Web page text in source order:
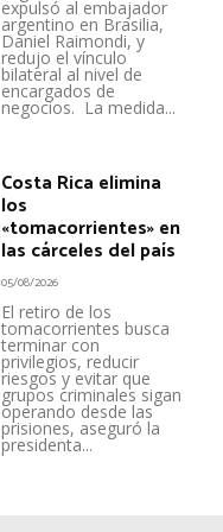
expulsó al embajador
argentino en Brasilia,
Daniel Raimondi, y
redujo el vínculo
bilateral al nivel de
encargados de
negocios. La medida...
Costa Rica elimina
los
«tomacorrientes» en
las cárceles del país
05/08/2026
El retiro de los
tomacorrientes busca
terminar con
privilegios, reducir
riesgos y evitar que
grupos criminales sigan
operando desde las
prisiones, aseguró la
presidenta...